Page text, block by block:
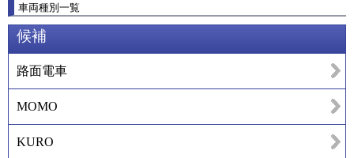
車両種別一覧
候補
路面電車
MOMO
KURO